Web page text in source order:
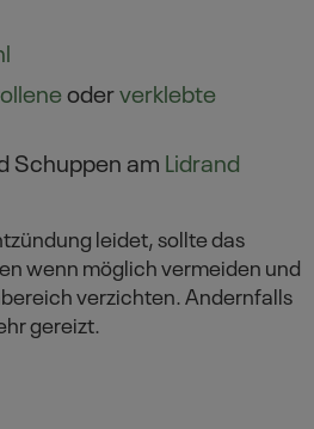
oderverklebte
Schuppen am Lidrand
leidet, sollte das
wenn möglich vermeiden und
verzichten. Andernfalls
gereizt.